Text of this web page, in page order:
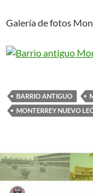
Galería de fotos
BARRIO ANTIGUO
MONTERREY NUEVO